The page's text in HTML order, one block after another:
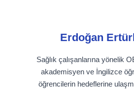
Erdoğan
Sağlık çalışanlarına yönelik
akademisyen ve İngilizce
öğrencilerin hedeflerine